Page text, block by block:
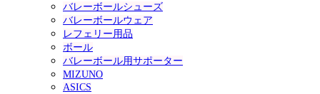
バレーボールシューズ
バレーボールウェア
レフェリー用品
ボール
バレーボール用サポーター
MIZUNO
ASICS